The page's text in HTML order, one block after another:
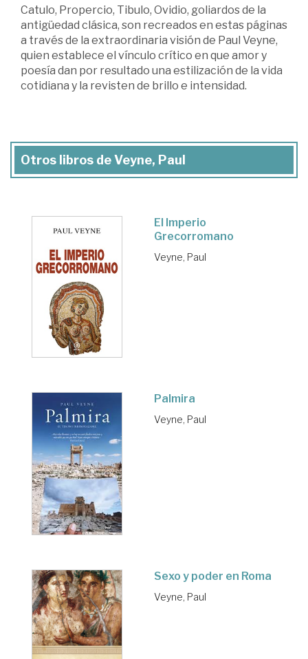
Catulo, Propercio, Tibulo, Ovidio, goliardos de la
antigüedad clásica, son recreados en estas páginas
a través de la extraordinaria visión de Paul Veyne,
quien establece el vínculo crítico en que amor y
poesía dan por resultado una estilización de la vida
cotidiana y la revisten de brillo e intensidad.
Otros libros de Veyne, Paul
El Imperio
Grecorromano
Veyne, Paul
Palmira
Veyne, Paul
Sexo y poder en Roma
Veyne, Paul